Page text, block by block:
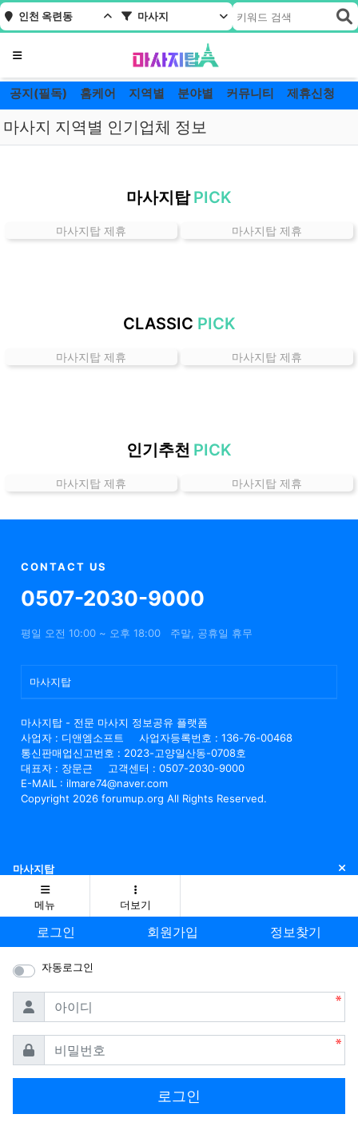
인천 옥련동 마사지
메뉴
공지(필독) 홈케어 지역별 분야별 커뮤니티 제휴신청
마사지 지역별 인기업체 정보
동
곳
인
보
마사지탑 PICK
마사지탑 제휴 마사지탑 제휴
CLASSIC PICK
마사지탑 제휴 마사지탑 제휴
인기추천 PICK
마사지탑 제휴 마사지탑 제휴
CONTACT US
0507-2030-9000
평일 오전 10:00 ~ 오후 18:00 주말, 공휴일 휴무
마사지탑
마사지탑 - 전문 마사지 정보공유 플랫폼
사업자 : 디앤엠소프트
사업자등록번호 : 136-76-00468
통신판매업신고번호 : 2023-고양일산동-0708호
대표자 : 장문근
고객센터 : 0507-2030-9000
E-MAIL : ilmare74@naver.com
Copyright 2026 forumup.org All Rights Reserved.
마사지탑 닫
메뉴 더보기
로그인 회원가입 정보찾기
자동로그인
아이디
비밀번호
로그인